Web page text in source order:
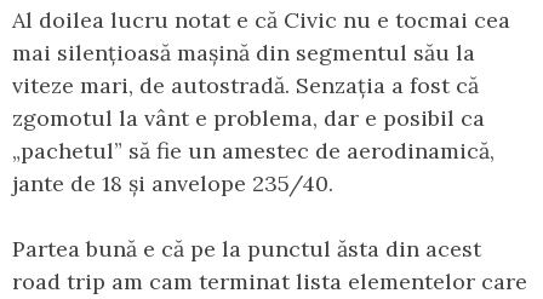
Al doilea lucru notat e că Civic nu e tocmai cea
mai silențioasă mașină din segmentul său la
viteze mari, de autostradă. Senzația a fost că
zgomotul la vânt e problema, dar e posibil ca
„pachetul” să fie un amestec de aerodinamică,
jante de 18 și anvelope 235/40.
Partea bună e că pe la punctul ăsta din acest
road trip am cam terminat lista elementelor care